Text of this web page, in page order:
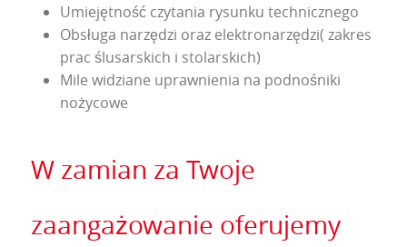
Umiejętność czytania rysunku technicznego
Obsługa narzędzi oraz elektronarzędzi( zakres
prac ślusarskich i stolarskich)
Mile widziane uprawnienia na podnośniki
nożycowe
W zamian za Twoje
zaangażowanie oferujemy